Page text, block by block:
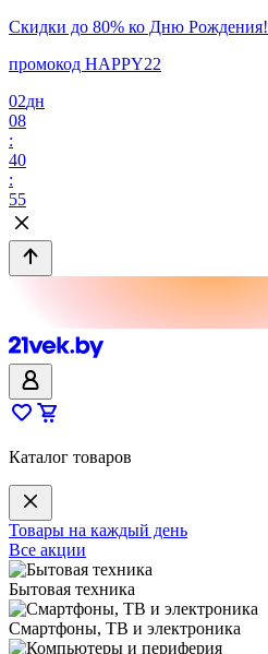
Скидки до 80% ко Дню Рождения!
промокод HAPPY22
02дн
08
:
40
:
55
Каталог товаров
Товары на каждый день
Все акции
Бытовая техника
Смартфоны, ТВ и электроника